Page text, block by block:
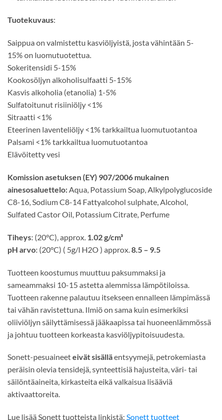
Tuotekuvaus:
Saippua on valmistettu kasviöljyistä, josta vähintään 5-
15% on luomutuotettua.
Sokeritensidi 5-15%
Kookosöljyn alkoholisulfaatti 5-15%
Kasvisalkoholia (etanolia) 1-5%
Sulfatoitunut risiiniöljy <1%
Sitraatti <1%
Eteerinen laventeliöljy <1% tarkkailtua luomutuotantoa
Palsami <1% tarkkailtua luomutuotantoa
Elävöitetty vesi
Komission asetuksen (EY) 907/2006 mukainen
ainesosaluettelo:Aqua, Potassium Soap, Alkylpolyglucoside
C8-16, Sodium C8-14 Fattyalcohol sulphate, Alcohol,
Sulfated Castor Oil, Potassium Citrate, Perfume
Tiheys: (20°C), approx. 1.02 g/cm³
pH arvo: (20°C) ( 5g/l H2O ) approx. 8.5 – 9.5
Tuotteen koostumus muuttuu paksummaksi ja
sameammaksi 10-15 astetta alemmissa lämpötiloissa.
Tuotteen rakenne palautuu itsekseen ennalleen lämpimässä
tai vähän ravistettuna. Ilmiö on sama kuin esimerkiksi
oliiviöljyn säilyttämisessä jääkaapissa tai huoneenlämmössä
ja johtuu tuotteen korkeasta kasviöljypitoisuudesta.
Sonett-pesuaineeteivät sisälläentsyymejä, petrokemiasta
peräisin olevia tensidejä, synteettisiä hajusteita, väri- tai
säilöntäaineita, kirkasteita eikä valkaisua lisääviä
aktivaattoreita.
Lue lisää Sonett tuotteista linkistä: Sonett tuotteet